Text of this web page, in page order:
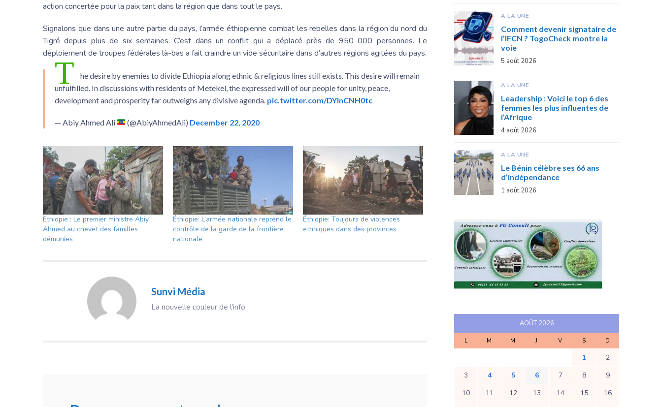
action concertée pour la paix tant dans la région que dans tout le pays.
Signalons que dans une autre partie du pays, l’armée éthiopienne combat les rebelles dans la région du nord du
Tigré depuis plus de six semaines. C’est dans un conflit qui a déplacé près de 950 000 personnes. Le
déploiement de troupes fédérales là-bas a fait craindre un vide sécuritaire dans d’autres régions agitées du pays.
T
he desire by enemies to divide Ethiopia along ethnic & religious lines still exists. This desire will remain
unfulfilled. In discussions with residents of Metekel, the expressed will of our people for unity, peace,
development and prosperity far outweighs any divisive agenda. pic.twitter.com/DYlnCNH0tc
— Abiy Ahmed Ali (@AbiyAhmedAli) December 22, 2020
Ethiopie : Le premier ministre Abiy
Ahmed au chevet des familles
démunies
Éthiopie: L’armée nationale reprend le
contrôle de la garde de la frontière
nationale
Éthiopie: Toujours de violences
ethniques dans des provinces
Sunvi Média
La nouvelle couleur de l'info
A LA UNE
Comment devenir signataire de
l’IFCN ? TogoCheck montre la
voie
5 août 2026
A LA UNE
Leadership : Voici le top 6 des
femmes les plus influentes de
l’Afrique
4 août 2026
A LA UNE
Le Bénin célèbre ses 66 ans
d’indépendance
1 août 2026
AOÛT 2026
L M M J V S D
1
2
3
4 5 6 7 8
9
10
11 12 13 14 15
16